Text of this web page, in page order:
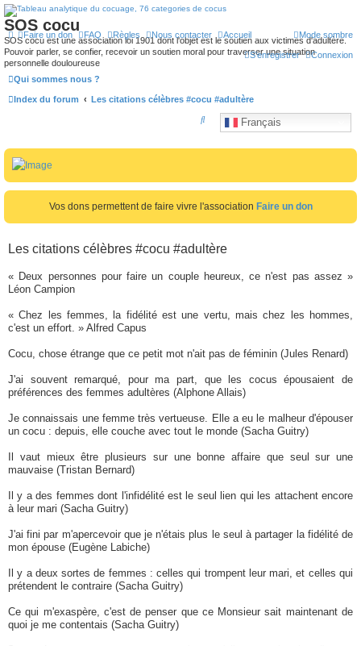
SOS cocu
SOS cocu est une association loi 1901 dont l'objet est le soutien aux victimes d'adultère.
Pouvoir parler, se confier, recevoir un soutien moral pour traverser une situation
personnelle douloureuse
Mode sombre
Faire un don FAQ Règles Nous contacter Accueil
Connexion
S’enregistrer
Qui sommes nous ?
Index du forum Les citations célèbres #cocu #adultère
Français
R
h
e
Vos dons permettent de faire vivre l'association Faire un don
Les citations célèbres #cocu #adultère
« Deux personnes pour faire un couple heureux, ce n'est pas assez »
Léon Campion
« Chez les femmes, la fidélité est une vertu, mais chez les hommes,
c'est un effort. » Alfred Capus
Cocu, chose étrange que ce petit mot n'ait pas de féminin (Jules Renard)
J'ai souvent remarqué, pour ma part, que les cocus épousaient de
préférences des femmes adultères (Alphone Allais)
Je connaissais une femme très vertueuse. Elle a eu le malheur d'épouser
un cocu : depuis, elle couche avec tout le monde (Sacha Guitry)
Il vaut mieux être plusieurs sur une bonne affaire que seul sur une
mauvaise (Tristan Bernard)
Il y a des femmes dont l'infidélité est le seul lien qui les attachent encore
à leur mari (Sacha Guitry)
J'ai fini par m'apercevoir que je n'étais plus le seul à partager la fidélité de
mon épouse (Eugène Labiche)
Il y a deux sortes de femmes : celles qui trompent leur mari, et celles qui
prétendent le contraire (Sacha Guitry)
Ce qui m'exaspère, c'est de penser que ce Monsieur sait maintenant de
quoi je me contentais (Sacha Guitry)